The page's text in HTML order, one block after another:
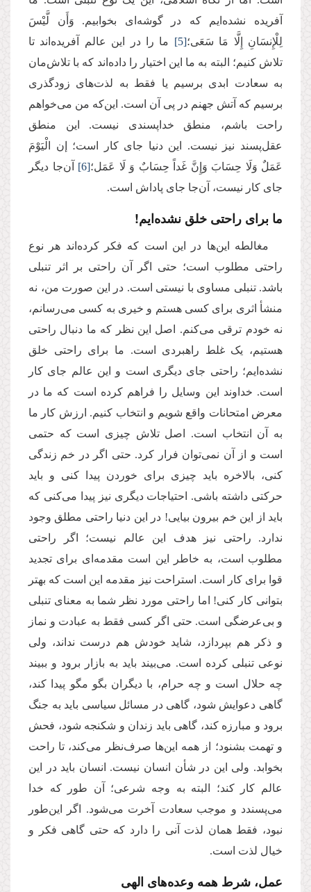
آفریده نشده‌ایم که در گوشه‌ای بخوابیم. وَأَن لَّیْسَ
لِلْإِنسَانِ إِلَّا مَا سَعَى؛[5] ما را در این عالم آفریده‌اند تا
تلاش کنیم؛ البته به ما این اختیار را داده‌اند که با تلاش‌مان
به سعادت ابدی برسیم یا فقط به لذت‌های زودگذری
برسیم که آتش جهنم در پی آن است. این‌که من می‌خواهم
راحت باشم، منطق خداپسندی نیست. این منطق
عقل‌پسند نیز نیست. این دنیا جای کار است؛ إن الْیَوْمَ
عَمَلٌ وَلَا حِسَابَ وَإِنَّ غَداً حِسَابٌ وَ لَا عَمَل؛[6] آن‌جا دیگر
جای کار نیست، آن‌جا جای پاداش است.
ما برای راحتی خلق نشده‌ایم!
مغالطه این‌ها در این است که فکر کرده‌اند هر نوع
راحتی مطلوب است؛ حتی اگر آن راحتی بر اثر تنبلی
باشد. تنبلی مساوی با نیستی است. در این صورت من، نه
منشأ اثری برای کسی هستم و خیری به کسی می‌رسانم،
نه خودم ترقی می‌کنم. اصل این نظر که ما دنبال راحتی
هستیم، یک غلط راهبردی است. ما برای راحتی خلق
نشده‌ایم؛ راحتی جای دیگری است و این عالم جای کار
است. خداوند این وسایل را فراهم کرده است که ما در
معرض امتحانات واقع شویم و انتخاب کنیم. ارزش کار ما
به آن انتخاب است. اصل تلاش چیزی است که حتمی
است و از آن نمی‌توان فرار کرد. حتی اگر در خم زندگی
کنی، بالاخره باید چیزی برای خوردن پیدا کنی و باید
حرکتی داشته باشی. احتیاجات دیگری نیز پیدا می‌کنی که
باید از این خم بیرون بیایی! در این دنیا راحتی مطلق وجود
ندارد. راحتی نیز هدف این عالم نیست؛ اگر راحتی
مطلوب است، به خاطر این است مقدمه‌ای برای تجدید
قوا برای کار است. استراحت نیز مقدمه این است که بهتر
بتوانی کار کنی! اما راحتی مورد نظر شما به معنای تنبلی
و بی‌عرضگی است. حتی اگر کسی فقط به عبادت و نماز
و ذکر هم بپردازد، شاید خودش هم درست نداند، ولی
نوعی تنبلی کرده است. می‌بیند باید به بازار برود و ببیند
چه حلال است و چه حرام، با دیگران بگو مگو پیدا کند،
گاهی دعوایش شود، گاهی در مسائل سیاسی باید به جنگ
برود و مبارزه کند، گاهی باید زندان و شکنجه شود، فحش
و تهمت بشنود؛ از همه این‌ها صرف‌نظر می‌کند، تا راحت
بخوابد. ولی این در شأن انسان نیست. انسان باید در این
عالم کار کند؛ البته به وجه شرعی؛ آن طور که خدا
می‌پسندد و موجب سعادت آخرت می‌شود. اگر این‌طور
نبود، فقط همان لذت آنی را دارد که حتی گاهی فکر و
خیال لذت است.
عمل، شرط همه وعده‌های الهی